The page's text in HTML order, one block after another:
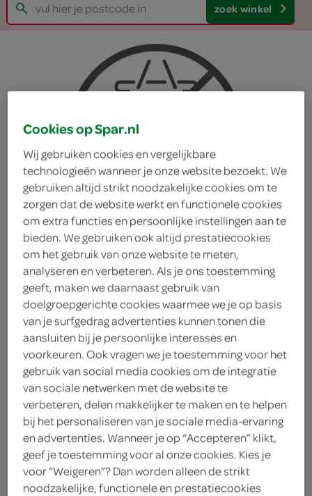
zoek winkel
Spar ribeye
Spar
400 gram
Let op: aanbiedingen zijn niet zichtbaar bij de
producten, maar worden wél automatisch
verwerkt in de winkelmand.
Cookies op Spar.nl
Wij gebruiken cookies en vergelijkbare
technologieën wanneer je onze website bezoekt. We
gebruiken altijd strikt noodzakelijke cookies om te
zorgen dat de website werkt en functionele cookies
om extra functies en persoonlijke instellingen aan te
bieden. We gebruiken ook altijd prestatiecookies
om het gebruik van onze website te meten,
analyseren en verbeteren. Als je ons toestemming
geeft, maken we daarnaast gebruik van
doelgroepgerichte cookies waarmee we je op basis
van je surfgedrag advertenties kunnen tonen die
aansluiten bij je persoonlijke interesses en
voorkeuren. Ook vragen we je toestemming voor het
gebruik van social media cookies om de integratie
van sociale netwerken met de website te
verbeteren, delen makkelijker te maken en te helpen
bij het personaliseren van je sociale media-ervaring
en advertenties. Wanneer je op “Accepteren” klikt,
geef je toestemming voor al onze cookies. Kies je
voor “Weigeren”? Dan worden alleen de strikt
noodzakelijke, functionele en prestatiecookies